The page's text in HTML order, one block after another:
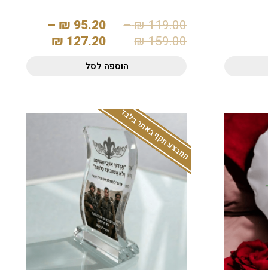
119.00
₪
–
159.00
₪
95.20
₪
–
127.20
₪
הוספה לסל
המבצע תקף באתר בלבד